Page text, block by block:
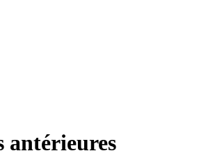
antérieures